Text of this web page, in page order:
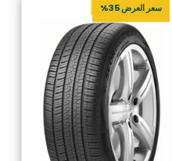
سعر العرض 35%